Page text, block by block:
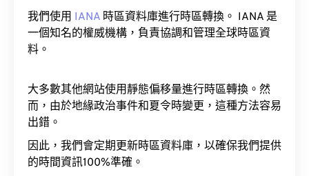
我們使用 IANA 時區資料庫進行時區轉換。 IANA 是
一個知名的權威機構，負責協調和管理全球時區資
料。
大多數其他網站使用靜態偏移量進行時區轉換。然
而，由於地緣政治事件和夏令時變更，這種方法容易
出錯。
因此，我們會定期更新時區資料庫，以確保我們提供
的時間資訊100%準確。